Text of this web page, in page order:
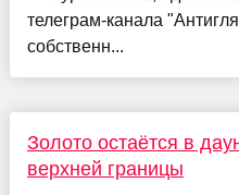
телеграм-канала
собственн...
Золото остаётся в
верхней границы